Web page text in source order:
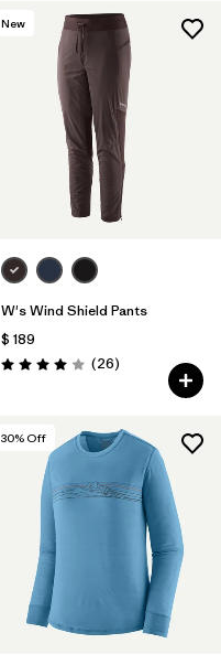
New
W's Wind Shield Pants
$ 189
Valoración: 4.0 / 5
(26Comentarios
)
30% Off